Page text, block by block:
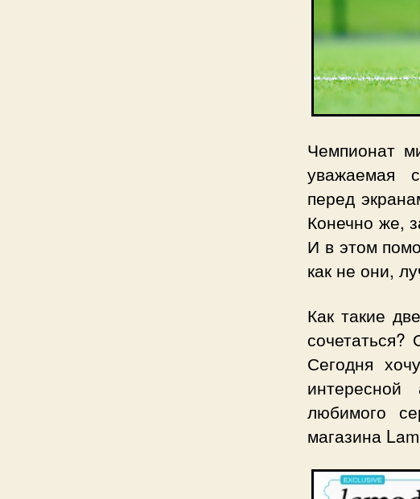
Чемпионат
уважаемая
перед
Конечно же,
И в этом
как не они,
Как такие
Сегодня
любимого
магазина